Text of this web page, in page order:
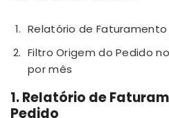
Relatório de
Filtro Origem do Pedido
por mês
1. Relatório de
Pedido